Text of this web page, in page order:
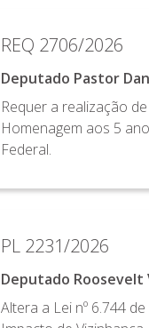
REQ 2706/2026
Deputado Pastor
Requer a realização
Homenagem aos 5
Federal.
PL 2231/2026
Deputado Roosevelt
Altera a Lei nº 6.744